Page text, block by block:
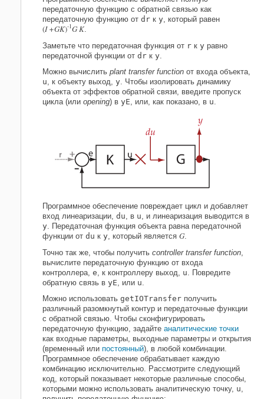
передаточную функцию с обратной связью как
передаточную функцию от dr к y , который равен
(I +GK)-1GK
Заметьте что передаточная функция от r к y равно
передаточной функции от dr к y
Можно вычислить plant transfer function от входа объекта,
u , к объекту выход, y . Чтобы изолировать динамику
объекта от эффектов обратной связи, введите пропуск
цикла (или opening) в yE , или, как показано, в u
Программное обеспечение повреждает цикл и добавляет
вход линеаризации, du , в u , и линеаризация выводится в
y . Передаточная функция объекта равна передаточной
функции от du к y , который является G
Точно так же, чтобы получить controller transfer function
вычислите передаточную функцию от входа
контроллера, e , к контроллеру выход, u . Повредите
обратную связь в yE , или u
Можно использовать getIOTransfer получить
различный разомкнутый контур и передаточные функции
с обратной связью. Чтобы сконфигурировать
передаточную функцию, задайте аналитические точки
как входные параметры, выходные параметры и открытия
(временный или постоянный), в любой комбинации.
Программное обеспечение обрабатывает каждую
комбинацию исключительно. Рассмотрите следующий
код, который показывает некоторые различные способы,
которыми можно использовать аналитическую точку, u